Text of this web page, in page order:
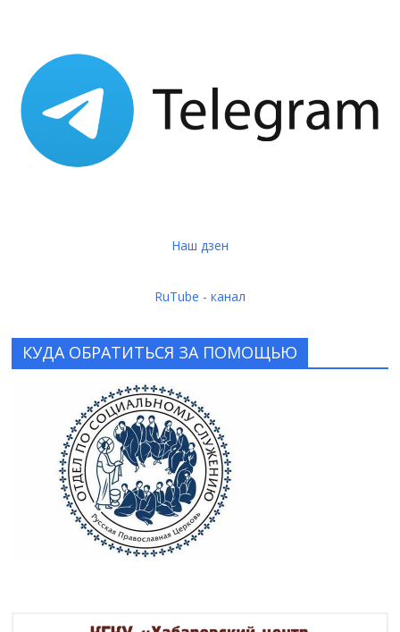
Наш дзен
RuTube - канал
КУДА ОБРАТИТЬСЯ ЗА ПОМОЩЬЮ